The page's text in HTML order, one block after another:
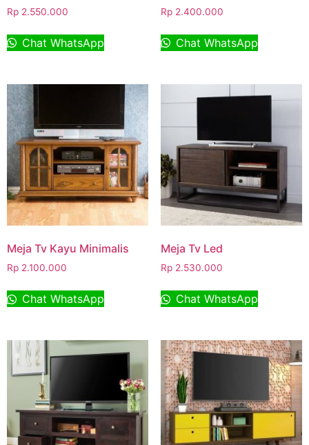
Rp 2.550.000
Chat WhatsApp
Rp2.400.000
Chat WhatsApp
Meja Tv Kayu Minimalis
Rp 2.100.000
Chat WhatsApp
Meja Tv Led
Rp2.530.000
Chat WhatsApp